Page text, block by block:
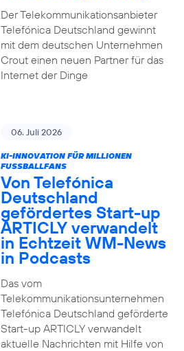
Der Telekommunikationsanbieter
Telefónica Deutschland gewinnt
mit dem deutschen Unternehmen
Crout einen neuen Partner für das
Internet der Dinge
06. Juli 2026
KI-INNOVATION FÜR MILLIONEN
FUSSBALLFANS
Von Telefónica
Deutschland
gefördertes Start-up
ARTICLY verwandelt
in Echtzeit WM-News
in Podcasts
Das vom
Telekommunikationsunternehmen
Telefónica Deutschland geförderte
Start-up ARTICLY verwandelt
aktuelle Nachrichten mit Hilfe von